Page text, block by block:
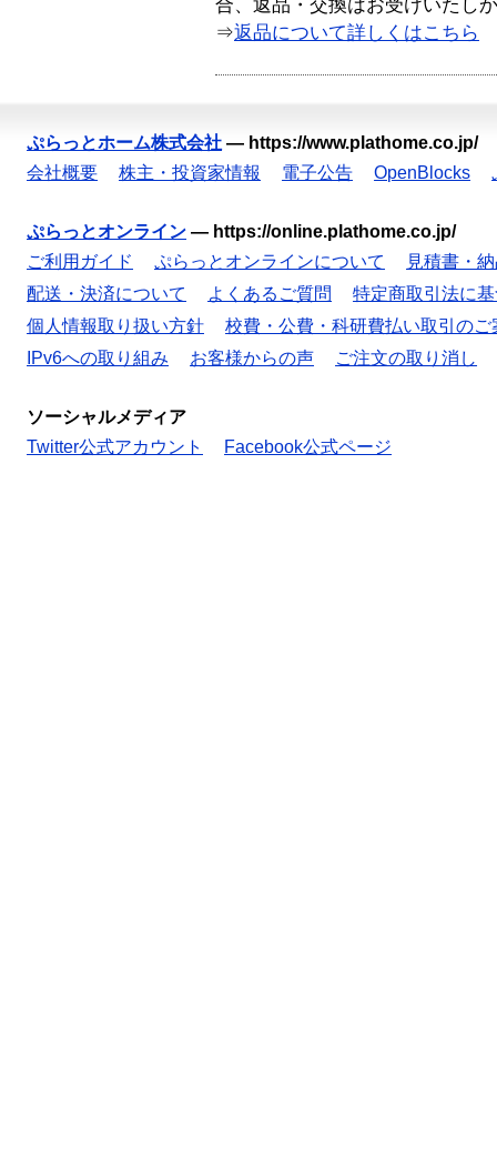
合、返品・交換はお受けいたし
⇒返品について詳しくはこちら
ぷらっとホーム株式会社 — https://www.plathome.co.jp/
会社概要
株主・投資家情報 電子公告 OpenBlocks
ぷらっとオンライン — https://online.plathome.co.jp/
ご利用ガイド
ぷらっとオンラインについて
見積書・
配送・決済について
よくあるご質問
特定商取引法に
個人情報取り扱い方針
校費・公費・科研費払い取引のご
IPv6への取り組み
お客様からの声 ご注文の取り消し
ソーシャルメディア
Twitter公式アカウント
Facebook公式ページ